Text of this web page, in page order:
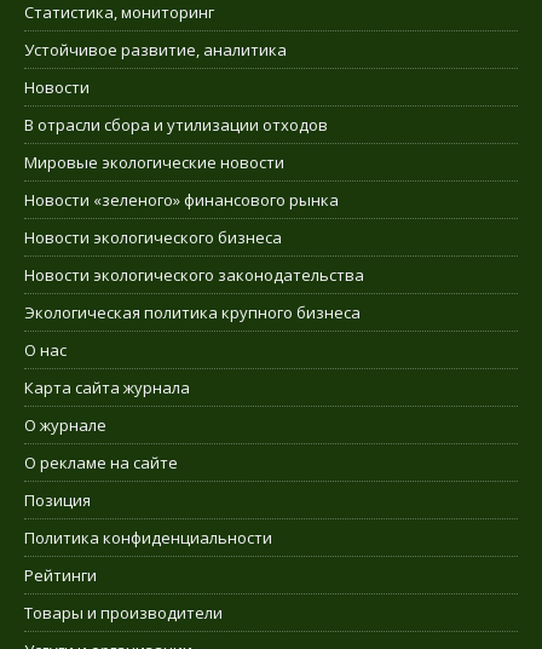
Статистика, мониторинг
Устойчивое развитие, аналитика
Новости
В отрасли сбора и утилизации отходов
Мировые экологические новости
Новости «зеленого» финансового рынка
Новости экологического бизнеса
Новости экологического законодательства
Экологическая политика крупного бизнеса
О нас
Карта сайта журнала
О журнале
О рекламе на сайте
Позиция
Политика конфиденциальности
Рейтинги
Товары и производители